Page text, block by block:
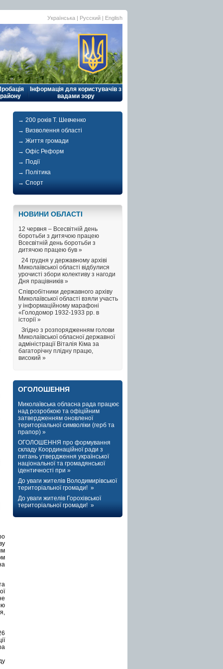
Українська | Русский | English
району
Інформація для користувачів з
вадами зору
→ 200 років Т. Шевченко
→ Визволення області
→ Життя громади
→ Офіс Реформ
→ Події
→ Політика
→ Спорт
НОВИНИ ОБЛАСТI
12 червня – Всесвітній день
боротьби з дитячою працею
Всесвітній день боротьби з
дитячою працею був »
24 грудня у державному архіві
Миколаївської області відбулися
урочисті збори колективу з нагоди
Дня працівників »
Співробітники державного архіву
Миколаївської області взяли участь
у інформаційному марафоні
«Голодомор 1932-1933 рр. в
історії »
Згідно з розпорядженням голови
Миколаївської обласної державної
адміністрації Віталія Кіма за
багаторічну плідну працю,
високий »
ОГОЛОШЕННЯ
Миколаївська обласна рада працює
над розробкою та офіційним
затвердженням оновленої
територіальної символіки (герб та
прапор) »
ОГОЛОШЕННЯ про формування
складу Координаційної ради з
питань утвердження української
національної та громадянської
ідентичності при »
До уваги жителів Володимирівської
територіальної громади! »
До уваги жителів Горохівської
територіальної громади! »